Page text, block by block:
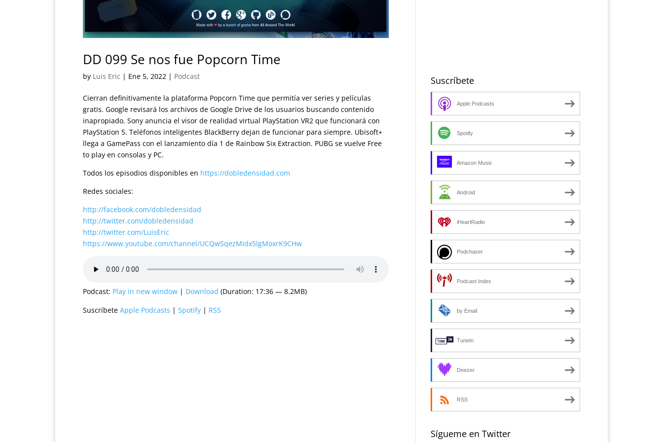
DD 099 Se nos fue Popcorn Time
by Luis Eric | Ene 5, 2022 | Podcast
Cierran definitivamente la plataforma Popcorn Time que permitía ver series y películas
gratis. Google revisará los archivos de Google Drive de los usuarios buscando contenido
inapropiado. Sony anuncia el visor de realidad virtual PlayStation VR2 que funcionará con
PlayStation 5. Teléfonos inteligentes BlackBerry dejan de funcionar para siempre. Ubisoft+
llega a GamePass con el lanzamiento día 1 de Rainbow Six Extraction. PUBG se vuelve Free
to play en consolas y PC.
Todos los episodios disponibles en https://dobledensidad.com
Redes sociales:
http://facebook.com/dobledensidad
http://twitter.com/dobledensidad
http://twitter.com/LuisEric
https://www.youtube.com/channel/UCQwSqezMIdx5lgMoxrK9CHw
Podcast: Play in new window | Download (Duration: 17:36 — 8.2MB)
Suscríbete Apple Podcasts | Spotify | RSS
Suscríbete
Apple Podcasts
Spotify
Amazon Music
Android
iHeartRadio
Podchaser
Podcast Index
by Email
TuneIn
Deezer
RSS
Sígueme en Twitter